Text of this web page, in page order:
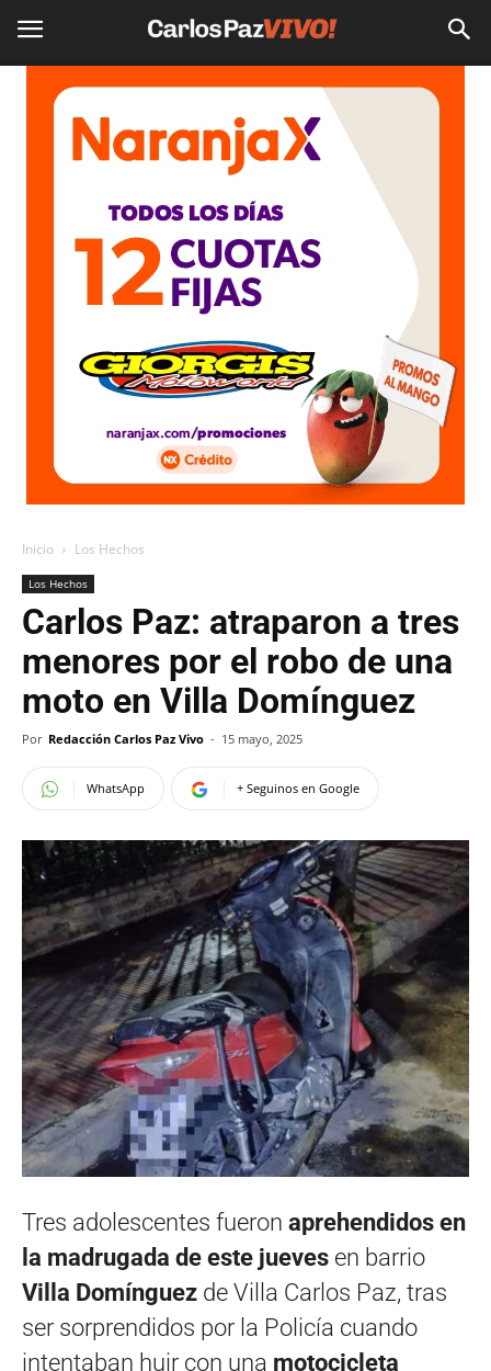
Inicio Los Hechos
Los Hechos
Carlos Paz: atraparon a tres
menores por el robo de una
moto en Villa Domínguez
Por Redacción Carlos Paz Vivo - 15 mayo, 2025
WhatsApp + Seguinos en Google
Tres adolescentes fueron aprehendidos en
la madrugada de este jueves en barrio
Villa Domínguez de Villa Carlos Paz, tras
ser sorprendidos por la Policía cuando
intentaban huir con una motocicleta